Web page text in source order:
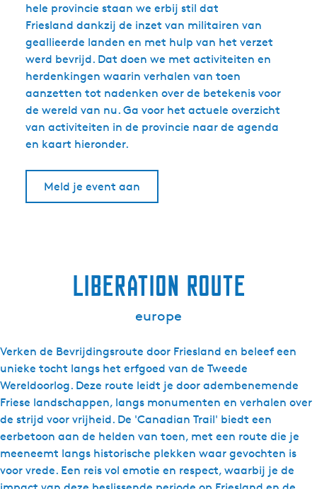
hele provincie staan we erbij stil dat
Friesland dankzij de inzet van militairen van
geallieerde landen en met hulp van het verzet
werd bevrijd. Dat doen we met activiteiten en
herdenkingen waarin verhalen van toen
aanzetten tot nadenken over de betekenis voor
de wereld van nu. Ga voor het actuele overzicht
van activiteiten in de provincie naar de agenda
en kaart hieronder.
Meld je event aan
Liberation Route
europe
Verken de Bevrijdingsroute door Friesland en beleef een
unieke tocht langs het erfgoed van de Tweede
Wereldoorlog. Deze route leidt je door adembenemende
Friese landschappen, langs monumenten en verhalen over
de strijd voor vrijheid. De 'Canadian Trail' biedt een
eerbetoon aan de helden van toen, met een route die je
meeneemt langs historische plekken waar gevochten is
voor vrede. Een reis vol emotie en respect, waarbij je de